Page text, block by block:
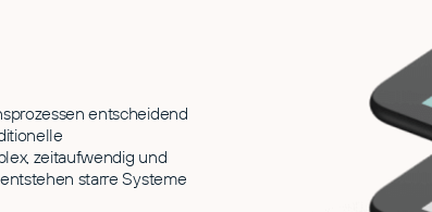
entscheidend
zeitaufwendig und
starre Systeme